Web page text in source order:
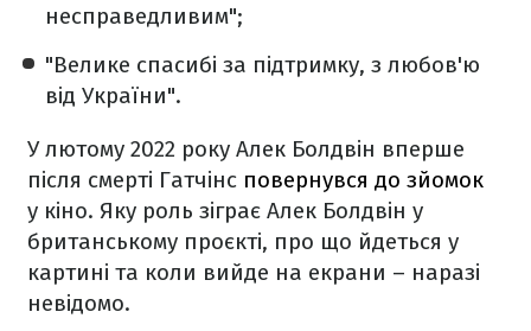
несправедливим";
"Велике спасибі за підтримку, з любов'ю
від України".
У лютому 2022 року Алек Болдвін вперше
після смерті Гатчінс повернувся до зйомок
у кіно. Яку роль зіграє Алек Болдвін у
британському проєкті, про що йдеться у
картині та коли вийде на екрани – наразі
невідомо.